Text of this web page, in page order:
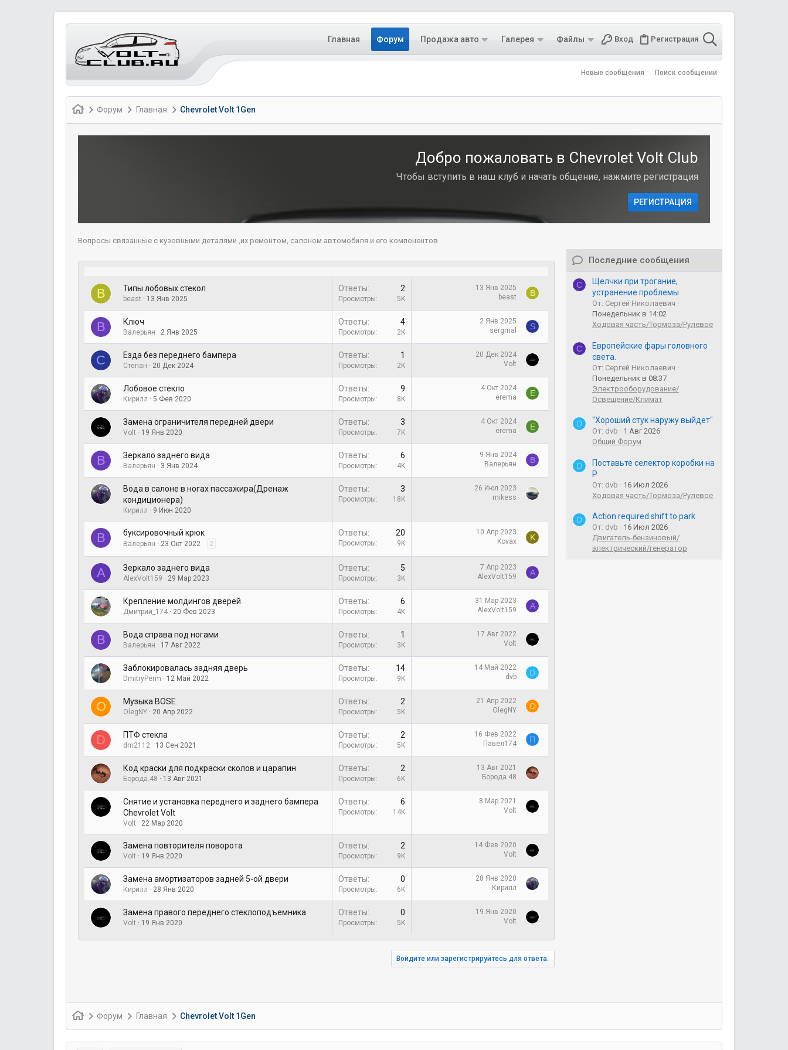
Главная Форум Продажа авто Галерея Файлы Вход Регистрация
Новые сообщения Поиск сообщений
Форум Главная Chevrolet Volt 1Gen
Добро пожаловать в Chevrolet Volt Club
Чтобы вступить в наш клуб и начать общение, нажмите регистрация
РЕГИСТРАЦИЯ
Вопросы связанные с кузовными деталями ,их ремонтом, салоном автомобиля и его компонентов
B Типы лобовых стекол
beast 13 Янв 2025
Ответы 2
Просмотры 5K
13 Янв 2025
beast
B
В Ключ
Валерьян 2 Янв 2025
Ответы 4
Просмотры 2K
2 Янв 2025
sergmal
S
С Езда без переднего бампера
Степан 20 Дек 2024
Ответы 1
Просмотры 2K
20 Дек 2024
Volt
Лобовое стекло
Кирилл 5 Фев 2020
Ответы 9
Просмотры 8K
4 Окт 2024
erema
E
Замена ограничителя передней двери
Volt 19 Янв 2020
Ответы 3
Просмотры 7K
4 Окт 2024
erema
E
В Зеркало заднего вида
Валерьян 3 Янв 2024
Ответы 6
Просмотры 4K
9 Янв 2024
Валерьян
В
Вода в салоне в ногах пассажира(Дренаж
кондиционера)
Кирилл 9 Июн 2020
Ответы 3
Просмотры 18K
26 Июл 2023
mikess
В буксировочный крюк
Валерьян 23 Окт 2022 2
Ответы 20
Просмотры 9K
10 Апр 2023
Kovax
K
A Зеркало заднего вида
AlexVolt159 29 Мар 2023
Ответы 5
Просмотры 3K
7 Апр 2023
AlexVolt159
A
Крепление молдингов дверей
Дмитрий_174 20 Фев 2023
Ответы 6
Просмотры 4K
31 Мар 2023
AlexVolt159
A
В Вода справа под ногами
Валерьян 17 Авг 2022
Ответы 1
Просмотры 3K
17 Авг 2022
Volt
Заблокировалась задняя дверь
DmitryPerm 12 Май 2022
Ответы 14
Просмотры 9K
14 Май 2022
dvb
D
O Музыка BOSE
OlegNY 20 Апр 2022
Ответы 2
Просмотры 5K
21 Апр 2022
OlegNY
O
D ПТФ стекла
dm2112 13 Сен 2021
Ответы 2
Просмотры 5K
16 Фев 2022
Павел174
П
Код краски для подкраски сколов и царапин
Борода.48 13 Авг 2021
Ответы 2
Просмотры 6K
13 Авг 2021
Борода.48
Снятие и установка переднего и заднего бампера
Chevrolet Volt
Volt 22 Мар 2020
Ответы 6
Просмотры 14K
8 Мар 2021
Volt
Замена повторителя поворота
Volt 19 Янв 2020
Ответы 2
Просмотры 9K
14 Фев 2020
Volt
Замена амортизаторов задней 5-ой двери
Кирилл 28 Янв 2020
Ответы 0
Просмотры 6K
28 Янв 2020
Кирилл
Замена правого переднего стеклоподъемника
Volt 19 Янв 2020
Ответы 0
Просмотры 5K
19 Янв 2020
Volt
Войдите или зарегистрируйтесь для ответа.
Последние сообщения
С
Щелчки при трогание,
устранение проблемы
От: Сергей Николаевич
Понедельник в 14:02
Ходовая часть/Тормоза/Рулевое
С
Европейские фары головного
света.
От: Сергей Николаевич
Понедельник в 08:37
Электрооборудование/
Освещение/Климат
D "Хороший стук наружу выйдет"
От: dvb
1 Авг 2026
Общий Форум
D
Поставьте селектор коробки на
Р
От: dvb
16 Июл 2026
Ходовая часть/Тормоза/Рулевое
D Action required shift to park
От: dvb
16 Июл 2026
Двигатель-бензиновый/
электрический/генератор
Форум Главная Chevrolet Volt 1Gen